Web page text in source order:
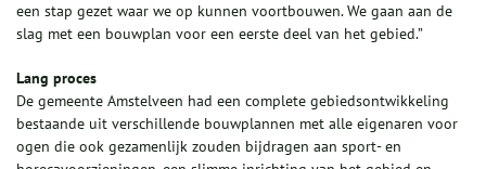
een stap gezet waar we op kunnen voortbouwen. We gaan aan de
slag met een bouwplan voor een eerste deel van het gebied.”
Lang proces
De gemeente Amstelveen had een complete gebiedsontwikkeling
bestaande uit verschillende bouwplannen met alle eigenaren voor
ogen die ook gezamenlijk zouden bijdragen aan sport- en